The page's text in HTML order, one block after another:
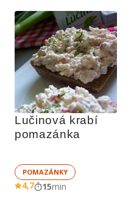
Lučinová krabí
pomazánka
POMAZÁNKY
4,7 15min